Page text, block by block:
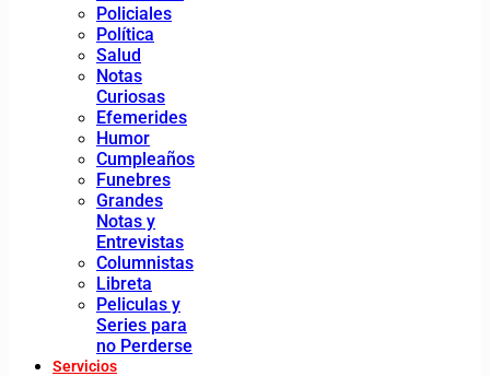
Policiales
Política
Salud
Notas
Curiosas
Efemerides
Humor
Cumpleaños
Funebres
Grandes
Notas y
Entrevistas
Columnistas
Libreta
Peliculas y
Series para
no Perderse
Servicios